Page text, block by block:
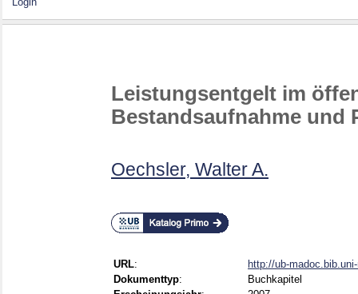
Leistungsentgelt im
Bestandsaufnahme und
Oechsler, Walter A.
URL:
http://ub-
Dokumenttyp:
Buchkapitel